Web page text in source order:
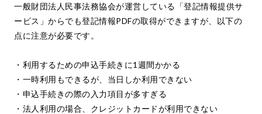
一般財団法人民事法務協会が運営している「登記情報提供サ
ービス」からでも登記情報PDFの取得ができますが、以下の
点に注意が必要です。
・利用するための申込手続きに1週間かかる
・一時利用もできるが、当日しか利用できない
・申込手続きの際の入力項目が多すぎる
・法人利用の場合、クレジットカードが利用できない